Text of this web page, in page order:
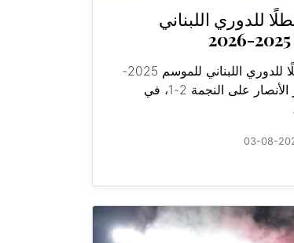
للدوري اللبناني
الأنصار بطلًا للدوري اللبناني للموسم 2025-
2026 فوز الأنصار على النجمة 2-1، في
03-08-